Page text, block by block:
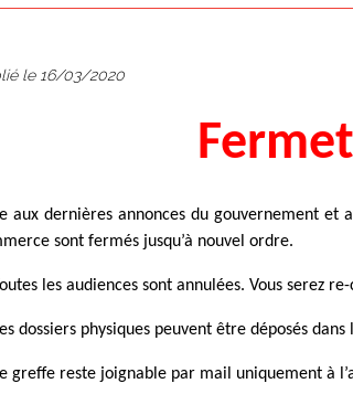
le 16/03/2020
aux dernières annonces du gouvernement
sont fermés jusqu’à nouvel ordre.
les audiences sont annulées. Vous serez
dossiers physiques peuvent être déposés
greffe reste joignable par mail uniquement à